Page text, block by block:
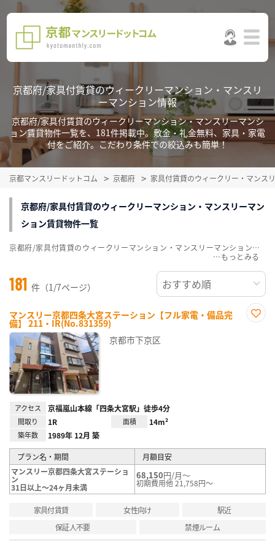
京都府/家具付賃貸のウィークリーマンション・マンスリ
ーマンション情報
京都府/家具付賃貸のウィークリーマンション・マンスリーマンシ
ョン賃貸物件一覧を、181件掲載中。敷金・礼金無料、家具・家電
付をご紹介。こだわり条件での絞込みも簡単！
京都マンスリードットコム 京都府 家具付賃貸のウィークリー・マンス
京都府/家具付賃貸のウィークリーマンション・マンスリーマン
ション賃貸物件一覧
181 件（1/7ページ）
マンスリー京都四条大宮ステーション【フル家電・備品完
備】 211・IR(No.831359)
京都市下京区
アクセス 京福嵐山本線「四条大宮駅」徒歩4分
間取り 1R 面積 14m²
築年数 1989年 12月 築
プラン名・期間
月額目安
マンスリー京都四条大宮ステーショ
ン
31日以上～24ヶ月未満
68,150円/月～
初期費用他 21,758円～
家具付賃貸 女性向け
駅近
保証人不要
禁煙ルーム
京都府/家具付賃貸のウィークリーマンション・マンスリーマンション賃貸物件一覧を、181件掲載中。敷金・礼金無料、家具・家電付をご紹介。こだわり条件での絞込みも簡単！
…